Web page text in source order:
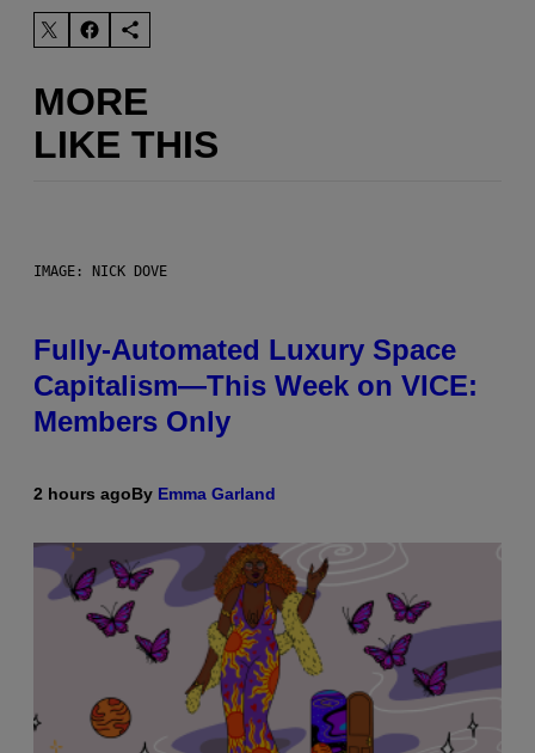
MORE
LIKE THIS
IMAGE: NICK DOVE
Fully-Automated Luxury Space
Capitalism—This Week on VICE:
Members Only
2 hours agoBy Emma Garland